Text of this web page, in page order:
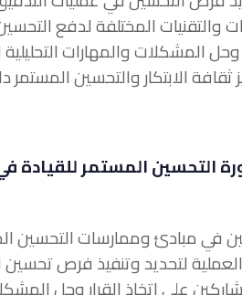
التحسين المستمر للقيادة